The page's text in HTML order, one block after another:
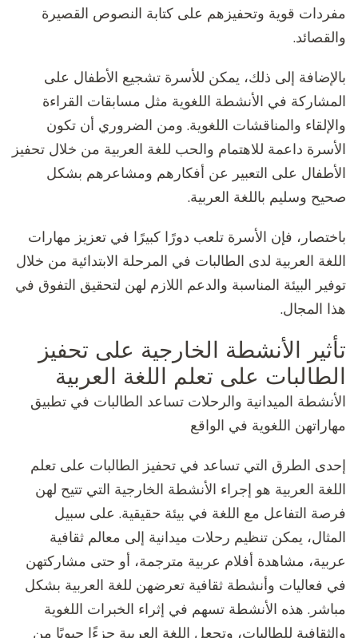
مفردات قوية وتحفيزهم على كتابة النصوص القصيرة
والقصائد.
بالإضافة إلى ذلك، يمكن للأسرة تشجيع الأطفال على
المشاركة في الأنشطة اللغوية مثل مسابقات القراءة
والإلقاء والمناقشات اللغوية. ومن الضروري أن تكون
الأسرة داعمة للاهتمام والحب للغة العربية من خلال تحفيز
الأطفال على التعبير عن أفكارهم ومشاعرهم بشكل
صحيح وسليم باللغة العربية.
باختصار، فإن الأسرة تلعب دورًا كبيرًا في تعزيز مهارات
اللغة العربية لدى الطالبات في المرحلة الابتدائية من خلال
توفير البيئة المناسبة والدعم اللازم لهن لتحقيق التفوق في
هذا المجال.
تأثير الأنشطة الخارجية على تحفيز
الطالبات على تعلم اللغة العربية
الأنشطة الميدانية والرحلات تساعد الطالبات في تطبيق
مهاراتهن اللغوية في الواقع
إحدى الطرق التي تساعد في تحفيز الطالبات على تعلم
اللغة العربية هو إجراء الأنشطة الخارجية التي تتيح لهن
فرصة التفاعل مع اللغة في بيئة حقيقية. على سبيل
المثال، يمكن تنظيم رحلات ميدانية إلى معالم ثقافية
عربية، مشاهدة أفلام عربية مترجمة، أو حتى مشاركتهن
في فعاليات وأنشطة ثقافية تعرضهن للغة العربية بشكل
مباشر. هذه الأنشطة تسهم في إثراء الخبرات اللغوية
والثقافية للطالبات، وتجعل اللغة العربية جزءًا حيويًا من